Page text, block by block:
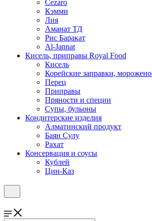
Cezaro
Кэмми
Лия
Аманат ТД
Рис Баракат
Al-Jannat
Кисель, приправы Royal Food
Кисель
Корейские заправки,
Перец
Приправы
Пряности и специи
Супы, бульоны
Кондитерские изделия
Алматинский продукт
Баян Сулу
Рахат
Консервация и соусы
Кублей
Цин-Каз